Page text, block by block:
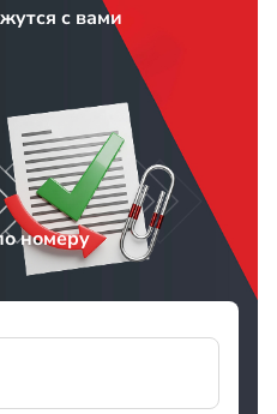
с вами
номеру